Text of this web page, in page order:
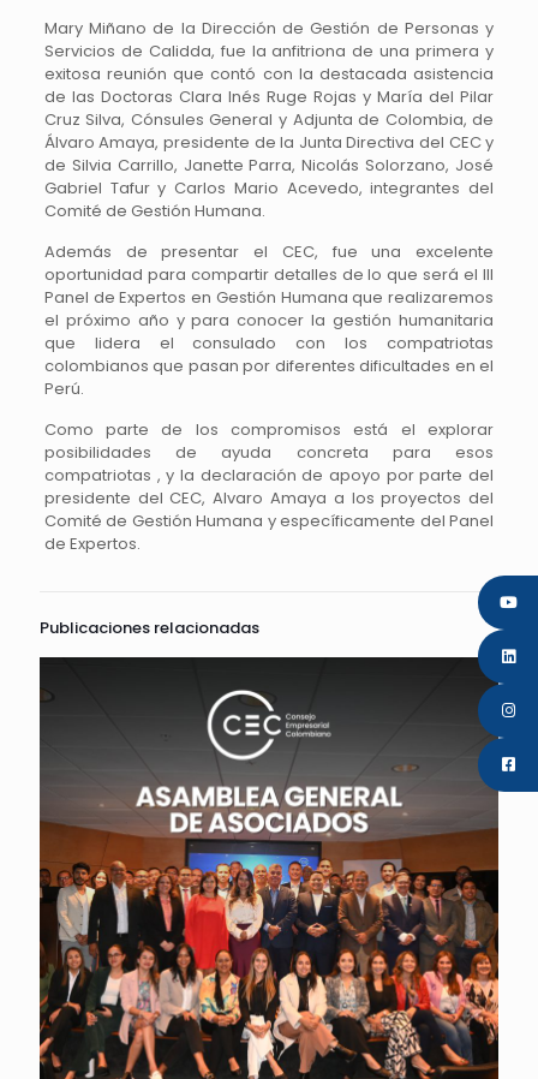
Mary Miñano de la Dirección de Gestión de Personas y
Servicios de Calidda, fue la anfitriona de una primera y
exitosa reunión que contó con la destacada asistencia
de las Doctoras Clara Inés Ruge Rojas y María del Pilar
Cruz Silva, Cónsules General y Adjunta de Colombia, de
Álvaro Amaya, presidente de la Junta Directiva del CEC y
de Silvia Carrillo, Janette Parra, Nicolás Solorzano, José
Gabriel Tafur y Carlos Mario Acevedo, integrantes del
Comité de Gestión Humana.
Además de presentar el CEC, fue una excelente
oportunidad para compartir detalles de lo que será el III
Panel de Expertos en Gestión Humana que realizaremos
el próximo año y para conocer la gestión humanitaria
que lidera el consulado con los compatriotas
colombianos que pasan por diferentes dificultades en el
Perú.
Como parte de los compromisos está el explorar
posibilidades de ayuda concreta para esos
compatriotas , y la declaración de apoyo por parte del
presidente del CEC, Alvaro Amaya a los proyectos del
Comité de Gestión Humana y específicamente del Panel
de Expertos.
Publicaciones relacionadas